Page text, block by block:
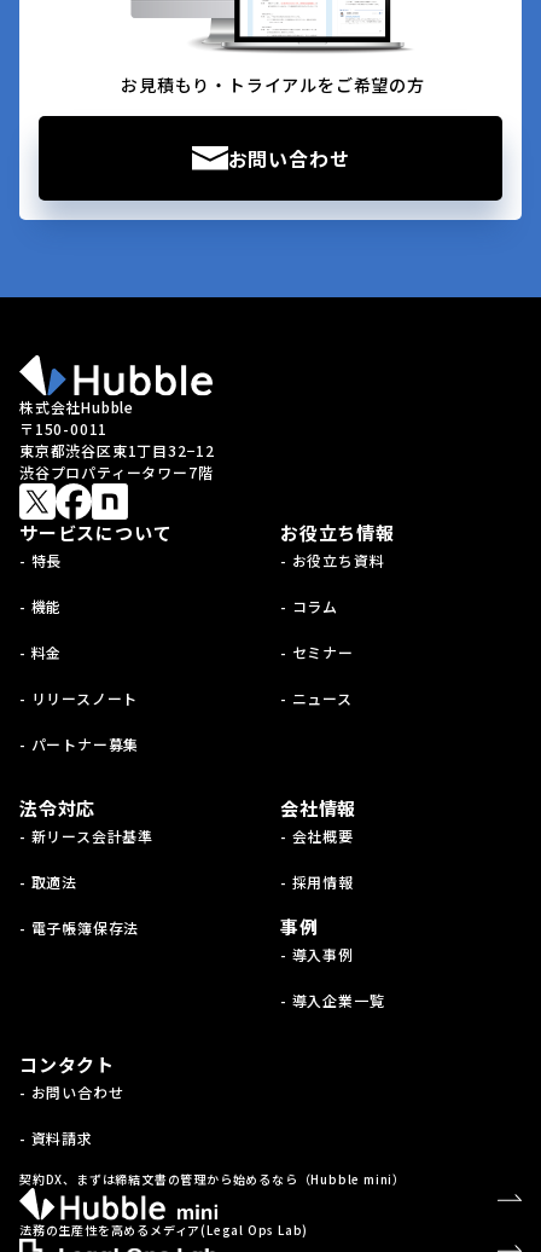
お見積もり・トライアルをご希望の方
お問い合わせ
株式会社Hubble
〒150-0011
東京都渋谷区東1丁目32−12
渋谷プロパティータワー7階
サービスについて
- 特長
- 機能
- 料金
- リリースノート
- パートナー募集
お役立ち情報
- お役立ち資料
- コラム
- セミナー
- ニュース
法令対応
- 新リース会計基準
- 取適法
- 電子帳簿保存法
会社情報
- 会社概要
- 採用情報
事例
- 導入事例
- 導入企業一覧
コンタクト
- お問い合わせ
- 資料請求
契約DX、まずは締結文書の管理から始めるなら（Hubble mini）
法務の生産性を高めるメディア(Legal Ops Lab)